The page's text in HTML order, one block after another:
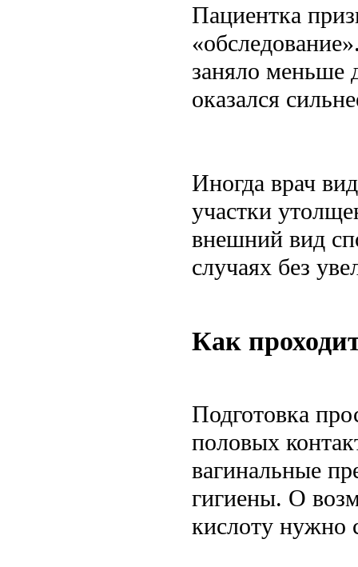
Пациентка
заняло меньше
оказался
Иногда врач
участки
внешний вид
случаях без
Как
Подготовка
половых
вагинальные
гигиены. О
кислоту нужно